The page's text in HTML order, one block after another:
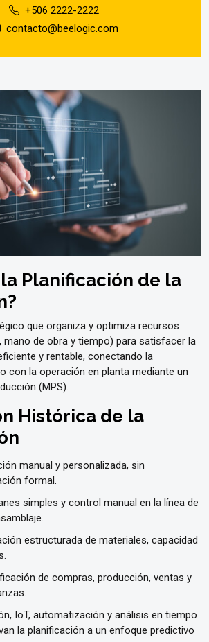
+506 2222-2222
contacto@beelogic.com
Planificación de la
que organiza y optimiza recursos
mano de obra y tiempo) para satisfacer la
y rentable, conectando la
con la operación en planta mediante un
(MPS).
Histórica de la
manual y personalizada, sin
formal.
simples y control manual en la línea de
estructurada de materiales, capacidad
de compras, producción, ventas y
IoT, automatización y análisis en tiempo
la planificación a un enfoque predictivo